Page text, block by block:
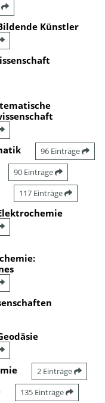
Künstler
96 Einträge
90 Einträge
117 Einträge
2 Einträge
135 Einträge